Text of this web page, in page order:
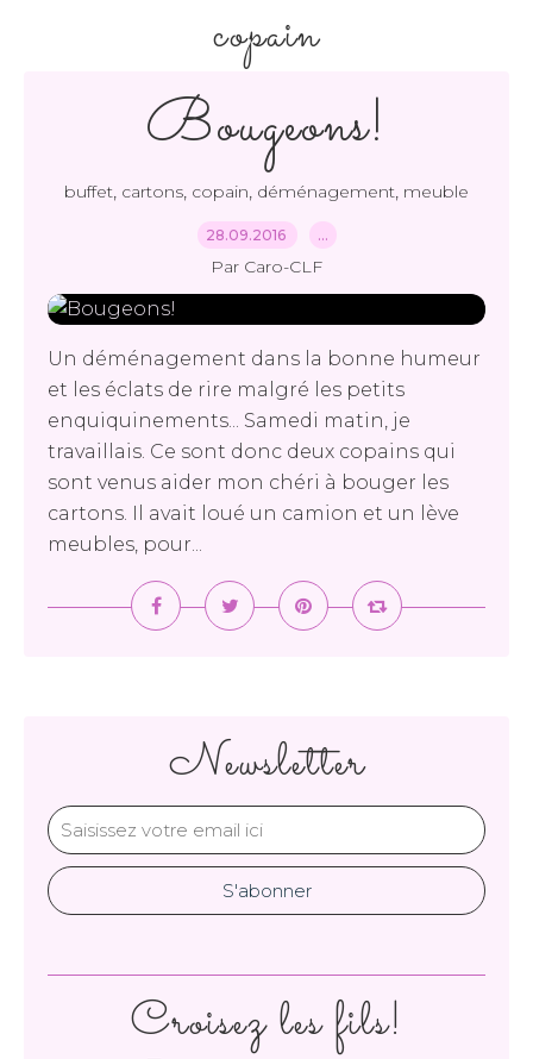
copain
Bougeons!
buffet, cartons, copain, déménagement, meuble
28.09.2016 …
Par Caro-CLF
Un déménagement dans la bonne humeur
et les éclats de rire malgré les petits
enquiquinements... Samedi matin, je
travaillais. Ce sont donc deux copains qui
sont venus aider mon chéri à bouger les
cartons. Il avait loué un camion et un lève
meubles, pour...
Newsletter
Croisez les fils!